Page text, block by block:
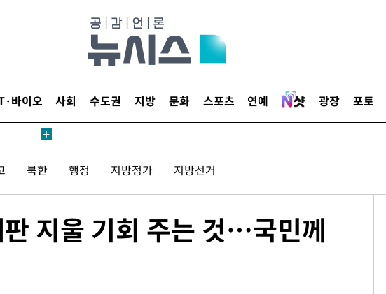
바이오 사회 수도권 지방 문화 스포츠 연예 광장 포토
북한 행정 지방정가 지방선거
지울 기회 주는 것…국민께